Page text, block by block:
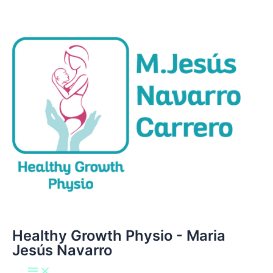
contenido
Healthy Growth Physio - Maria
Jesús Navarro